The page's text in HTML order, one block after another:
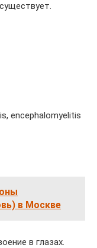
encephalomyelitis
в Москве
в глазах.